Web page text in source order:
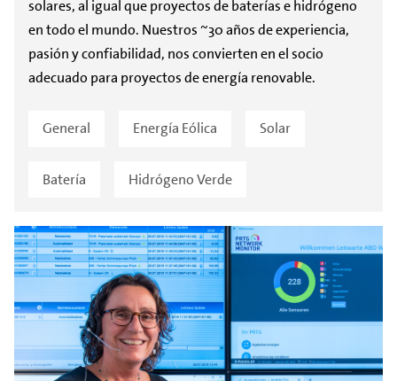
solares, al igual que proyectos de baterías e hidrógeno
en todo el mundo. Nuestros ~30 años de experiencia,
pasión y confiabilidad, nos convierten en el socio
adecuado para proyectos de energía renovable.
General Energía Eólica Solar
Batería Hidrógeno Verde